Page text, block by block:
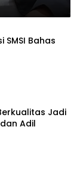
SMSI Bahas
Jadi
Adil